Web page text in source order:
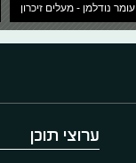
עומר נודלמן - מעלים זיכרון
ערוצי תוכן